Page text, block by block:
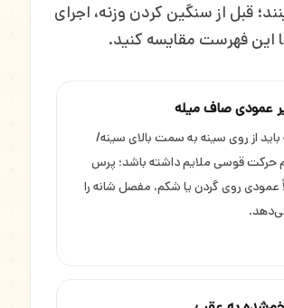
قبل از سنگین کردن وزنه، اجرای
این فهرست مقایسه کنید.
عمودی صاف میله
باید از روی سینه به سمت بالای سینه/
قوسی ملایم داشته باشد؛ پرس
عمودی روی گردن یا شکم، مفصل شانه را